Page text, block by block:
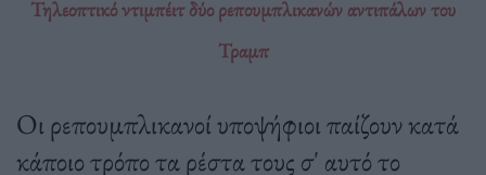
Τηλεοπτικό ντιμπέιτ δύο ρεπουμπλικανών αντιπάλων του
Τραμπ
Οι ρεπουμπλικανοί υποψήφιοι παίζουν κατά
κάποιο τρόπο τα ρέστα τους σ' αυτό το